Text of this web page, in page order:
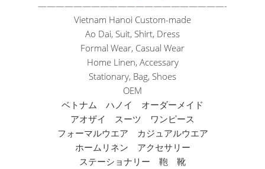
—————————————————————-
Vietnam Hanoi Custom-made
Ao Dai, Suit, Shirt, Dress
Formal Wear, Casual Wear
Home Linen, Accessary
Stationary, Bag, Shoes
OEM
ベトナム ハノイ オーダーメイド
アオザイ スーツ ワンピース
フォーマルウエア カジュアルウエア
ホームリネン アクセサリー
ステーショナリー 鞄 靴